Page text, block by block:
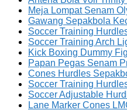
Meja Lompat Senam
Gawang Sepakbola
Soccer Training
Soccer Training Arch
Kick Boxing Dummy
Papan Pegas Senam
Cones Hurdles
Soccer Training
Soccer Adjustable
Lane Marker Cones